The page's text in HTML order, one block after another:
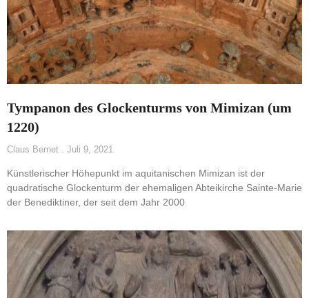
Tympanon des Glockenturms von Mimizan (um
1220)
Claus Bernet Juli 9, 2021
Künstlerischer Höhepunkt im aquitanischen Mimizan ist der
quadratische Glockenturm der ehemaligen Abteikirche Sainte-Marie
der Benediktiner, der seit dem Jahr 2000